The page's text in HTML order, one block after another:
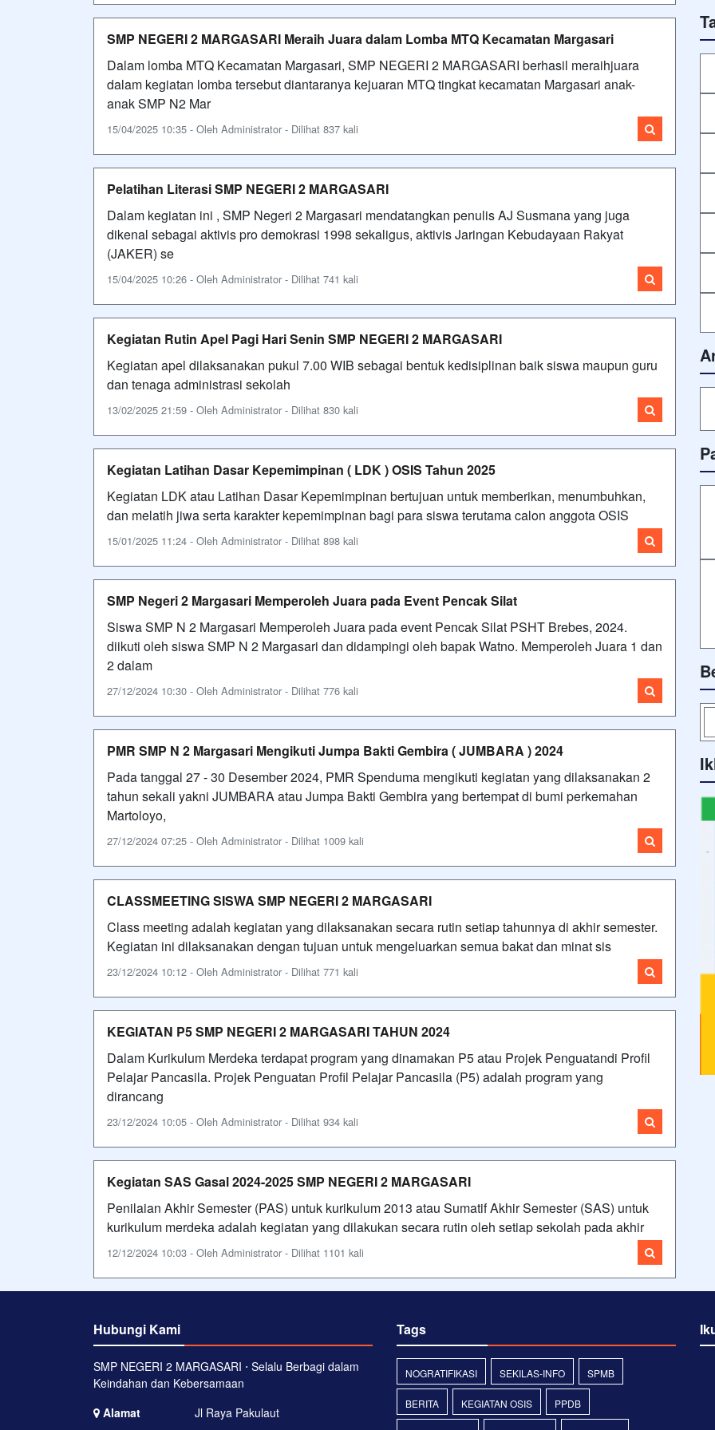
SMP NEGERI 2 MARGASARI Meraih Juara dalam Lomba MTQ Kecamatan Margasari
Dalam lomba MTQ Kecamatan Margasari, SMP NEGERI 2 MARGASARI berhasil meraihjuara
dalam kegiatan lomba tersebut diantaranya kejuaran MTQ tingkat kecamatan Margasari anak-
anak SMP N2 Mar
15/04/2025 10:35 - Oleh Administrator - Dilihat 837 kali
Pelatihan Literasi SMP NEGERI 2 MARGASARI
Dalam kegiatan ini , SMP Negeri 2 Margasari mendatangkan penulis AJ Susmana yang juga
dikenal sebagai aktivis pro demokrasi 1998 sekaligus, aktivis Jaringan Kebudayaan Rakyat
(JAKER) se
15/04/2025 10:26 - Oleh Administrator - Dilihat 741 kali
Kegiatan Rutin Apel Pagi Hari Senin SMP NEGERI 2 MARGASARI
Kegiatan apel dilaksanakan pukul 7.00 WIB sebagai bentuk kedisiplinan baik siswa maupun guru
dan tenaga administrasi sekolah
13/02/2025 21:59 - Oleh Administrator - Dilihat 830 kali
Kegiatan Latihan Dasar Kepemimpinan ( LDK ) OSIS Tahun 2025
Kegiatan LDK atau Latihan Dasar Kepemimpinan bertujuan untuk memberikan, menumbuhkan,
dan melatih jiwa serta karakter kepemimpinan bagi para siswa terutama calon anggota OSIS
15/01/2025 11:24 - Oleh Administrator - Dilihat 898 kali
SMP Negeri 2 Margasari Memperoleh Juara pada Event Pencak Silat
Siswa SMP N 2 Margasari Memperoleh Juara pada event Pencak Silat PSHT Brebes, 2024.
diikuti oleh siswa SMP N 2 Margasari dan didampingi oleh bapak Watno. Memperoleh Juara 1 dan
2 dalam
27/12/2024 10:30 - Oleh Administrator - Dilihat 776 kali
PMR SMP N 2 Margasari Mengikuti Jumpa Bakti Gembira ( JUMBARA ) 2024
Pada tanggal 27 - 30 Desember 2024, PMR Spenduma mengikuti kegiatan yang dilaksanakan 2
tahun sekali yakni JUMBARA atau Jumpa Bakti Gembira yang bertempat di bumi perkemahan
Martoloyo,
27/12/2024 07:25 - Oleh Administrator - Dilihat 1009 kali
CLASSMEETING SISWA SMP NEGERI 2 MARGASARI
Class meeting adalah kegiatan yang dilaksanakan secara rutin setiap tahunnya di akhir semester.
Kegiatan ini dilaksanakan dengan tujuan untuk mengeluarkan semua bakat dan minat sis
23/12/2024 10:12 - Oleh Administrator - Dilihat 771 kali
KEGIATAN P5 SMP NEGERI 2 MARGASARI TAHUN 2024
Dalam Kurikulum Merdeka terdapat program yang dinamakan P5 atau Projek Penguatandi Profil
Pelajar Pancasila. Projek Penguatan Profil Pelajar Pancasila (P5) adalah program yang
dirancang
23/12/2024 10:05 - Oleh Administrator - Dilihat 934 kali
Kegiatan SAS Gasal 2024-2025 SMP NEGERI 2 MARGASARI
Penilaian Akhir Semester (PAS) untuk kurikulum 2013 atau Sumatif Akhir Semester (SAS) untuk
kurikulum merdeka adalah kegiatan yang dilakukan secara rutin oleh setiap sekolah pada akhir
12/12/2024 10:03 - Oleh Administrator - Dilihat 1101 kali
Hubungi Kami
SMP NEGERI 2 MARGASARI ⋅ Selalu Berbagi dalam
Keindahan dan Kebersamaan
Alamat
Jl Raya Pakulaut
Tags
NOGRATIFIKASI SEKILAS-INFO SPMB
BERITA KEGIATAN OSIS PPDB